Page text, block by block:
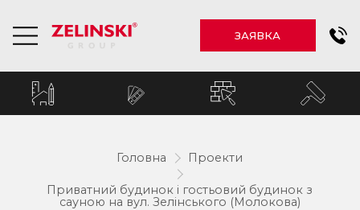
ЗАЯВКА
Головна Проекти
Приватний будинок і гостьовий будинок з
сауною на вул. Зелінського (Молокова)